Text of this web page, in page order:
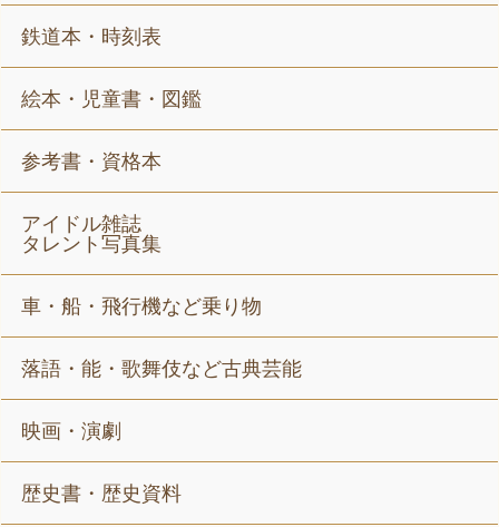
鉄道本・時刻表
絵本・児童書・図鑑
参考書・資格本
アイドル雑誌
タレント写真集
車・船・飛行機など乗り物
落語・能・歌舞伎など古典芸能
映画・演劇
歴史書・歴史資料